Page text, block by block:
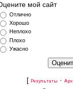
мой сайт
Отлично
Хорошо
Неплохо
Плохо
Ужасно
[ Результаты ·